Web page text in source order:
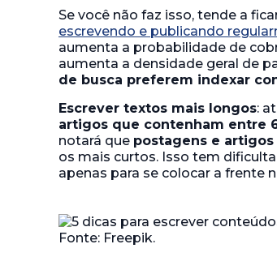
Se você não faz isso, tende a
escrevendo e publicando
aumenta a probabilidade de
aumenta a densidade geral de
de busca preferem indexar
Escrever textos mais longos:
artigos que contenham entre
notará que postagens e
os mais curtos. Isso tem
apenas para se colocar a frente